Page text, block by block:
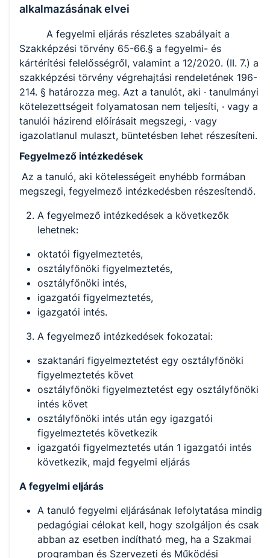
alkalmazásának elvei
A fegyelmi eljárás részletes szabályait a
Szakképzési törvény 65-66.§ a fegyelmi- és
kártérítési felelősségről, valamint a 12/2020. (II. 7.) a
szakképzési törvény végrehajtási rendeletének 196-
214. § határozza meg. Azt a tanulót, aki · tanulmányi
kötelezettségeit folyamatosan nem teljesíti, · vagy a
tanulói házirend előírásait megszegi, · vagy
igazolatlanul mulaszt, büntetésben lehet részesíteni.
Fegyelmező intézkedések
Az a tanuló, aki kötelességeit enyhébb formában
megszegi, fegyelmező intézkedésben részesítendő.
A fegyelmező intézkedések a következők
lehetnek:
oktatói figyelmeztetés,
osztályfőnöki figyelmeztetés,
osztályfőnöki intés,
igazgatói figyelmeztetés,
igazgatói intés.
A fegyelmező intézkedések fokozatai:
szaktanári figyelmeztetést egy osztályfőnöki
figyelmeztetés követ
osztályfőnöki figyelmeztetést egy osztályfőnöki
intés követ
osztályfőnöki intés után egy igazgatói
figyelmeztetés következik
igazgatói figyelmeztetés után 1 igazgatói intés
következik, majd fegyelmi eljárás
A fegyelmi eljárás
A tanuló fegyelmi eljárásának lefolytatása mindig
pedagógiai célokat kell, hogy szolgáljon és csak
abban az esetben indítható meg, ha a Szakmai
programban és Szervezeti és Működési